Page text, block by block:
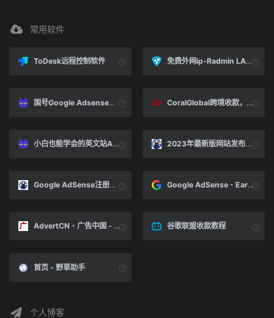
常用软件
ToDesk远程控制软件 免费外网ip-Radmin LAN – 下载免费 LAN 软件
国号Google Adsense账户收款 【终极攻略】 &bull; 老猫跨境 CoralGlobal跨境收款，安全高效的跨境收款服务方案
小白也能学会的英文站Adsense赚钱实操【流程篇】 &bull; 老猫跨境 2023年最新版网站发布商 adsense注册申请指南/谷歌广告联盟账号过审教程-GG联盟挑战
Google AdSense注册申请指南,如何创建谷歌发布商账号 - adsense百科全书 Google AdSense - Earn Money from Your Website with Monetization
AdvertCN - 广告中国 - 中国顶尖的联属网络营销论坛 , 网络广告论坛 , 网络推广论坛 , 英文站长论坛 , Affiliate论坛 - 谷歌联盟收款教程
首页 - 野草助手
个人博客